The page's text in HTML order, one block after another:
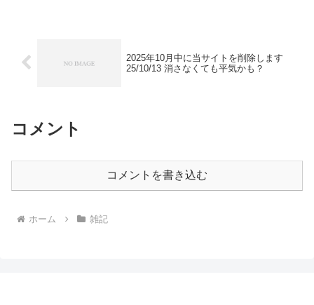
2025年10月中に当サイトを削除します
25/10/13 消さなくても平気かも？
コメント
コメントを書き込む
ホーム 雑記